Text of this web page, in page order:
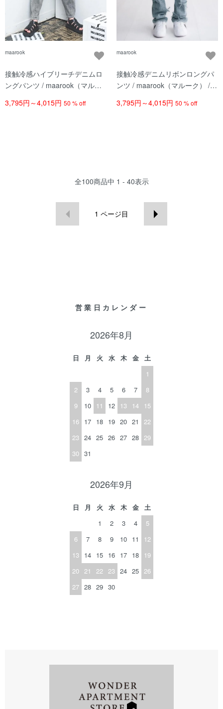
maarook
接触冷感ハイブリーチデニムロ
ングパンツ / maarook（マルー
3,795円～4,015円 50 % off
maarook
接触冷感デニムリボンロングパ
ンツ / maarook（マルーク） /
3,795円～4,015円 50 % off
全100商品中 1 - 40表示
1 ページ目
営業日カレンダー
2026年8月
日 月 火 水 木 金
土
1
2
3 4 5 6 7
8
9
10 11 12 13 14
15
16 17 18 19 20 21
22
23 24 25 26 27 28 29
30 31
2026年9月
日 月 火 水 木 金
土
1
2 3 4
5
6
7 8 9 10 11
12
13
14 15 16 17 18
19
20 21 22 23 24 25 26
27 28 29 30